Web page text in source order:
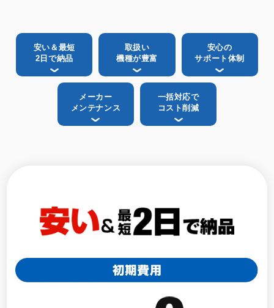
安い＆最短
2日で納品
取扱い
機種が豊富
安心の
サポート体制
メーカー
メンテナンス
一括対応で
コスト削減